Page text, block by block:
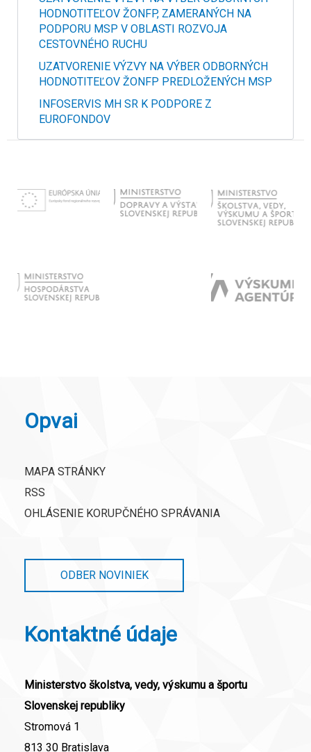
HODNOTITEĽOV ŽONFP, ZAMERANÝCH NA
PODPORU MSP V OBLASTI ROZVOJA
CESTOVNÉHO RUCHU
UZATVORENIE VÝZVY NA VÝBER ODBORNÝCH
HODNOTITEĽOV ŽONFP PREDLOŽENÝCH MSP
INFOSERVIS MH SR K PODPORE Z
EUROFONDOV
Opvai
MAPA STRÁNKY
RSS
OHLÁSENIE KORUPČNÉHO SPRÁVANIA
ODBER NOVINIEK
Kontaktné údaje
Ministerstvo školstva, vedy, výskumu a športu
Slovenskej republiky
Stromová 1
813 30 Bratislava